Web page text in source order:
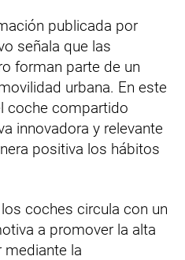
publicada por
señala que las
forman parte de un
urbana. En este
coche compartido
innovadora y relevante
positiva los hábitos
coches circula con un
a promover la alta
mediante la